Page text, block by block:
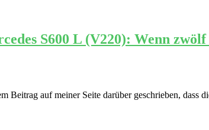
S600 L (V220): Wenn
Beitrag auf meiner Seite darüber geschrieben,